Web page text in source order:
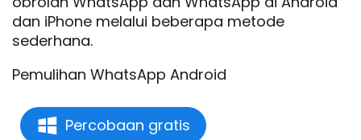
dan iPhone melalui beberapa metode
sederhana.
Pemulihan WhatsApp Android
Percobaan gratis